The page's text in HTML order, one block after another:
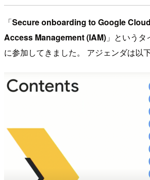
「Secure onboarding to Google
Access Management (IAM) 」という
に参加してきました。 アジェンダは以